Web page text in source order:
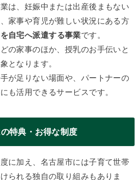
は、妊娠中または出産後まもない
家事や育児が難しい状況にある方
自宅へ派遣する事業です。
の家事のほか、授乳のお手伝いと
となります。
が足りない場面や、パートナーの
も活用できるサービスです。
特典・お得な制度
に加え、名古屋市には子育て世帯
られる独自の取り組みもありま